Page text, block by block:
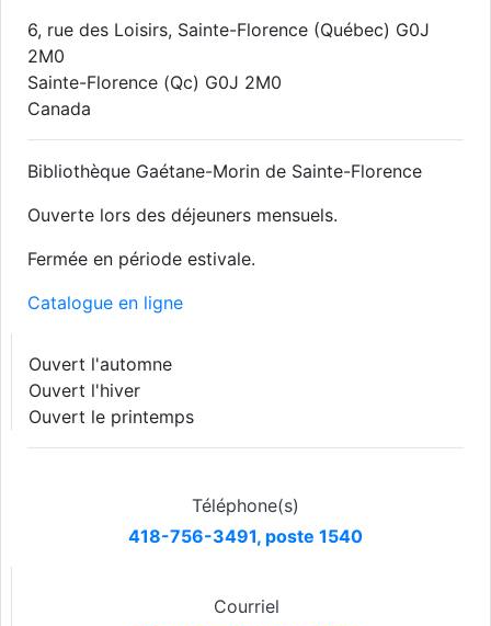
6, rue des Loisirs, Sainte-Florence (Québec) G0J
2M0
Sainte-Florence (Qc) G0J 2M0
Canada
Bibliothèque Gaétane-Morin de Sainte-Florence
Ouverte lors des déjeuners mensuels.
Fermée en période estivale.
Catalogue en ligne
Ouvert l'automne
Ouvert l'hiver
Ouvert le printemps
Téléphone(s)
418-756-3491, poste 1540
Courriel